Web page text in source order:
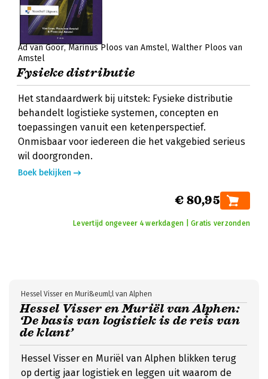
Ad van Goor Marinus Ploos van Amstel Walther Ploos van
Amstel
Fysieke distributie
Het standaardwerk bij uitstek: Fysieke distributie
behandelt logistieke systemen, concepten en
toepassingen vanuit een ketenperspectief.
Onmisbaar voor iedereen die het vakgebied serieus
wil doorgronden.
Boek bekijken
€ 80,95
Levertijd ongeveer 4 werkdagen | Gratis verzonden
Hessel Visser en Muriël van Alphen:
‘De basis van logistiek is de reis van
de klant’
Hessel Visser en Muri&euml;l van Alphen
Hessel Visser en Muriël van Alphen blikken terug
op dertig jaar logistiek en leggen uit waarom de